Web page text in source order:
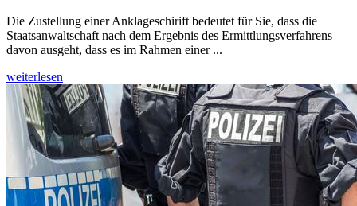
Die Zustellung einer Anklageschirift bedeutet für Sie, dass die
Staatsanwaltschaft nach dem Ergebnis des Ermittlungsverfahrens
davon ausgeht, dass es im Rahmen einer ...
weiterlesen